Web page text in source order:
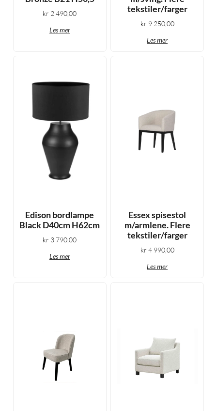
kr 2 490,00
Les mer
tekstiler/farger
kr 9 250,00
Les mer
Edison bordlampe
Black D40cm H62cm
kr 3 790,00
Les mer
Essex spisestol
m/armlene. Flere
tekstiler/farger
kr 4 990,00
Les mer